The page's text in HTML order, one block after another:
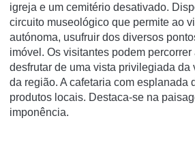
igreja e um cemitério desativado.
circuito museológico que permite ao
autónoma, usufruir dos diversos
imóvel. Os visitantes podem
desfrutar de uma vista privilegiada da
da região. A cafetaria com esplanada
produtos locais. Destaca-se na
imponência.